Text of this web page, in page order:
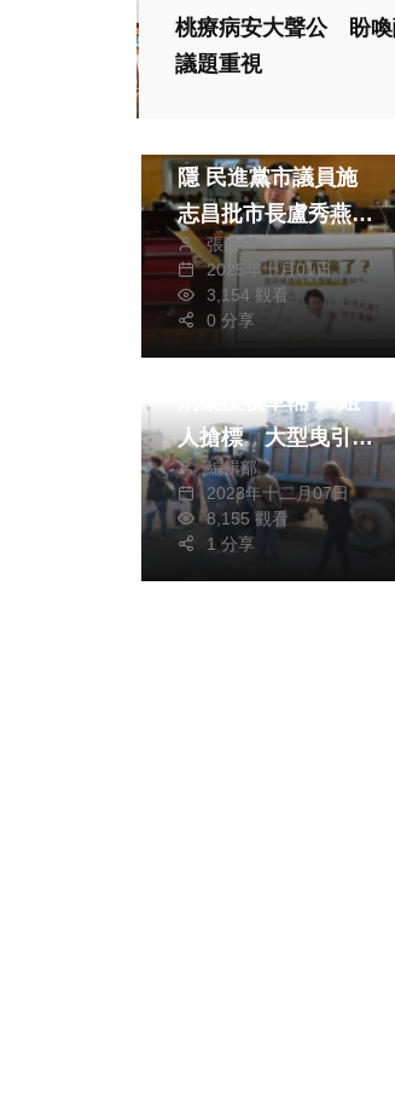
桃療病安大聲公 盼喚
議題重視
隱 民進黨市議員施
志昌批市長盧秀燕
選前承諾選後失落
張皓傑
2025年十月01日
3,154 觀看
0 分享
社會
執行署嘉義分署拍賣
刑案沒收車輛 25組
人搶標 大型曳引車
及拖車最熱門60萬
元賣出
編輯部
2023年十二月07日
8,155 觀看
1 分享